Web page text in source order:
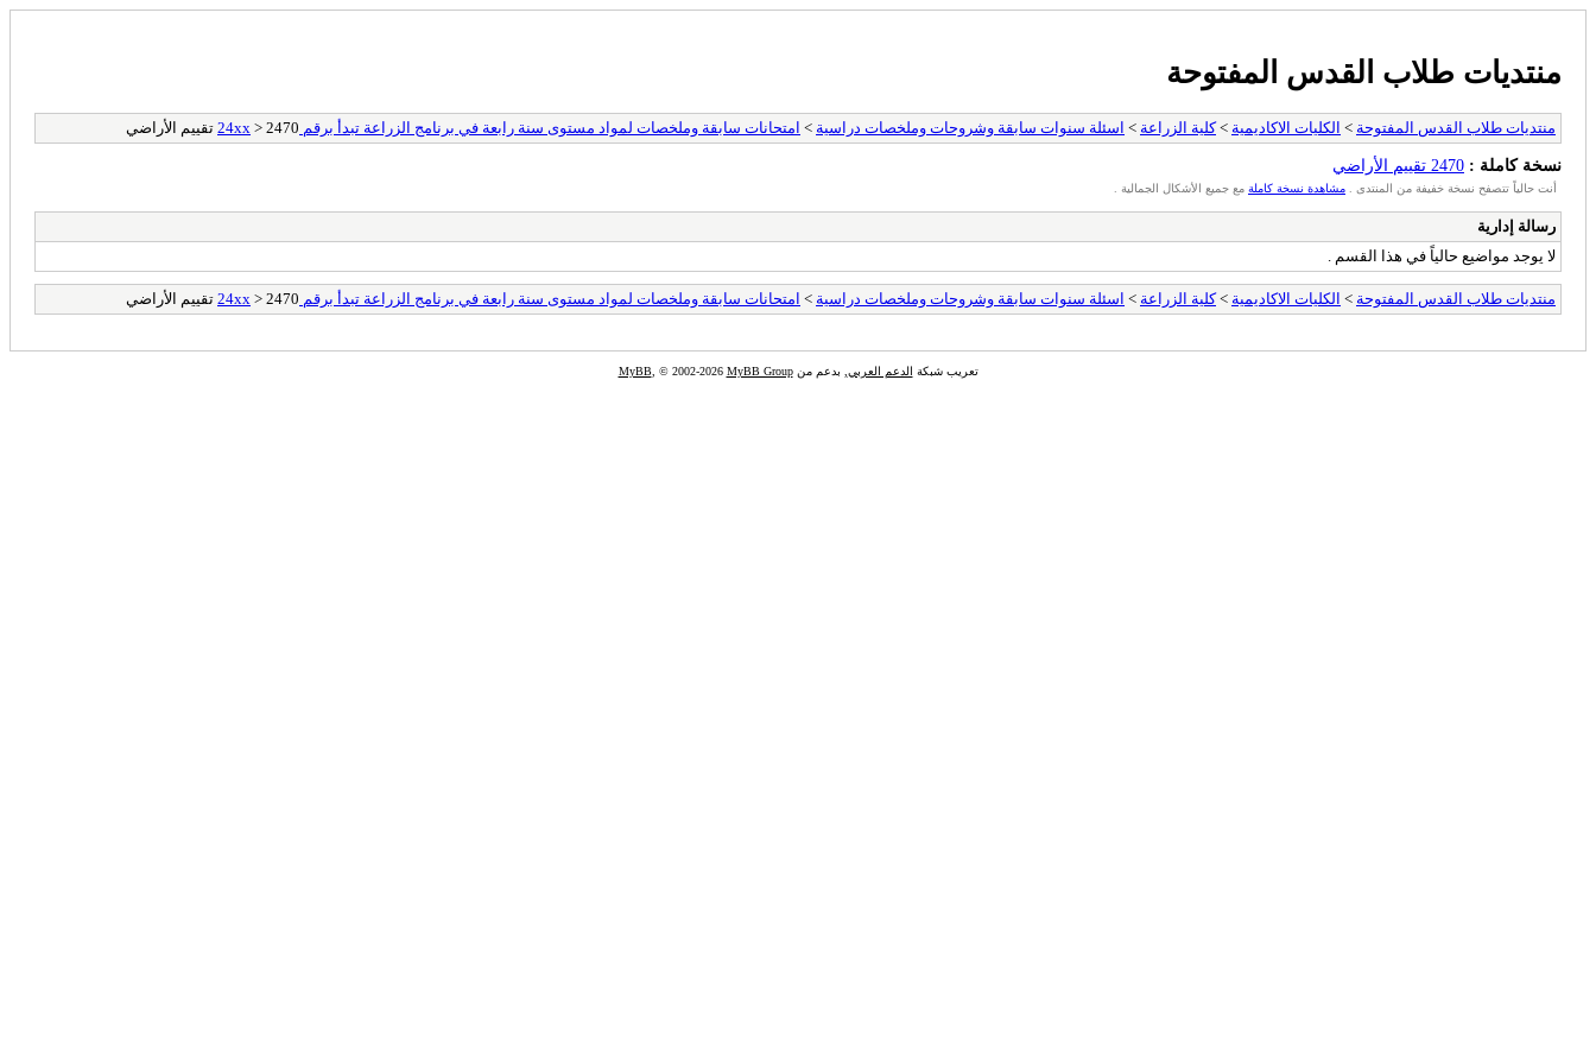
منتديات طلاب القدس المفتوحة
منتديات طلاب القدس المفتوحة > الكليات الاكاديمية >كلية الزراعة > اسئلة سنوات سابقة وشروحات وملخصات دراسية > امتحانات سابقة وملخصات لمواد مستوى سنة رابعة في برنامج الزراعة تبدأ برقم 24xx > 2470 تقييم الأراضي
نسخة كاملة : 2470 تقييم الأراضي
أنت حالياً تتصفح نسخة خفيفة من المنتدى . مشاهدة نسخة كاملة مع جميع الأشكال الجمالية .
رسالة إدارية
لا يوجد مواضيع حالياً في هذا القسم .
منتديات طلاب القدس المفتوحة > الكليات الاكاديمية >كلية الزراعة > اسئلة سنوات سابقة وشروحات وملخصات دراسية > امتحانات سابقة وملخصات لمواد مستوى سنة رابعة في برنامج الزراعة تبدأ برقم 24xx > 2470 تقييم الأراضي
تعريب شبكة الدعم العربي , بدعم من MyBB, © 2002-2026 MyBB Group